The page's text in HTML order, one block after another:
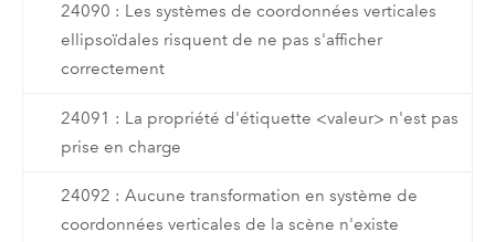
24090 : Les systèmes de coordonnées verticales
ellipsoïdales risquent de ne pas s'afficher
correctement
24091 : La propriété d'étiquette <valeur> n'est pas
prise en charge
24092 : Aucune transformation en système de
coordonnées verticales de la scène n'existe